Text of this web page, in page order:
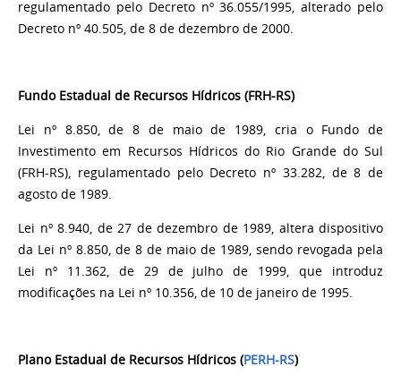
regulamentado pelo Decreto nº 36.055/1995, alterado pelo
Decreto nº 40.505, de 8 de dezembro de 2000.
Fundo Estadual de Recursos Hídricos (FRH-RS)
Lei nº 8.850, de 8 de maio de 1989, cria o Fundo de
Investimento em Recursos Hídricos do Rio Grande do Sul
(FRH-RS), regulamentado pelo Decreto nº 33.282, de 8 de
agosto de 1989.
Lei nº 8.940, de 27 de dezembro de 1989, altera dispositivo
da Lei nº 8.850, de 8 de maio de 1989, sendo revogada pela
Lei nº 11.362, de 29 de julho de 1999, que introduz
modificações na Lei nº 10.356, de 10 de janeiro de 1995.
Plano Estadual de Recursos Hídricos (PERH-RS)